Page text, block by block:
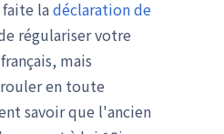
ladéclaration de
régulariser votre
mais
en toute
savoir que l'ancien